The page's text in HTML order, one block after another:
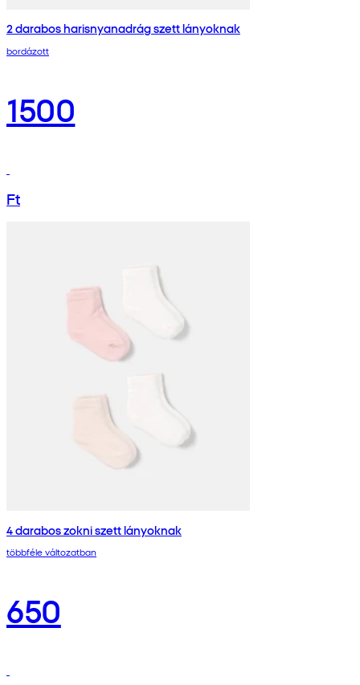
2 darabos harisnyanadrág szett lányoknak
bordázott
1500
Ft
4 darabos zokni szett lányoknak
többféle változatban
650